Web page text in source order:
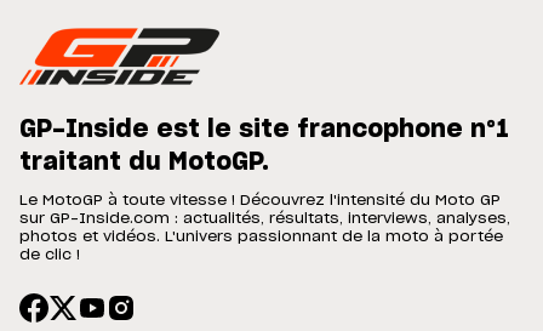
GP-Inside est le site francophone n°1
traitant du MotoGP.
Le MotoGP à toute vitesse ! Découvrez l'intensité du Moto GP
sur GP-Inside.com : actualités, résultats, interviews, analyses,
photos et vidéos. L'univers passionnant de la moto à portée
de clic !